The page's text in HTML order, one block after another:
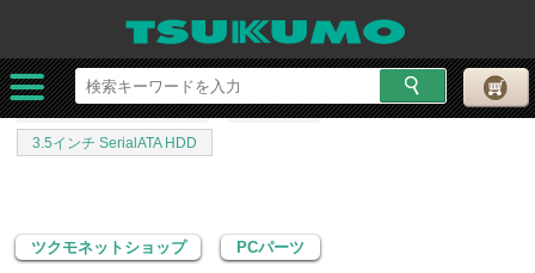
ツクモネットショップ
PCパーツ
HDD（ハードディスク）
内蔵HDD
3.5インチ SerialATA HDD
ツクモネットショップ PCパーツ